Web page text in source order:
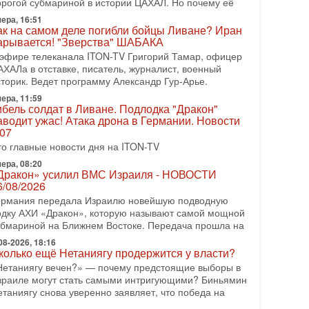
2026, 17:50
голос» Израиля: кто заберет его на этот
русскоязычных репатриантов не раз кардинально
политический ландшафт Израиля. Достаточно
взлет партии «Исраэль ба-алия», когда
2026, 17:00
закрытых дверей: о чём на самом деле
Трамп и Нетаньяху?
визит премьер-министра Израиля Биньямина
в США и его встреча с Дональдом Трампом
больше вопросов, чем ответов. Полная
07-2026, 15:18
готовит покушение на Нетаниягу! Трамп не
эскалации, но КСИР готовит взрыв!
телеканала ITON-TV СЕРГЕЙ МИГДАЛЬ,
по вопросам безопасности, офицер запаса
управления полиции Израиля, автор
07-2026, 09:02
за разоружение ХАМАСа - НОВОСТИ
07/2026
президент США Дональд Трамп заявил о
16:51
на самом деле погибли бойцы Ливане? Иран
"Зверства" ШАБАКА
телеканала ITON-TV Григорий Тамар, офицер
в отставке, писатель, журналист, военный
Ведет программу Александр Гур-Арье.
11:59
солдат в Ливане. Подлодка "Дракон"
ужас! Атака дрона в Германии. Новости
главные новости дня на ITON-TV
08:20
усилил ВМС Израиля - НОВОСТИ
08/2026
передала Израилю новейшую подводную
АХИ «Дракон», которую называют самой мощной
на Ближнем Востоке. Передача прошла на
2026, 18:16
ещё Нетаниягу продержится у власти?
вечен?» — почему предстоящие выборы в
могут стать самыми интригующими? Биньямин
снова уверенно заявляет, что победа на